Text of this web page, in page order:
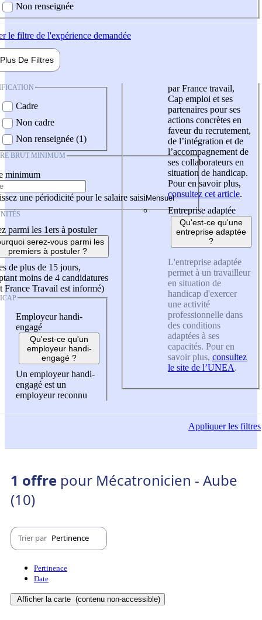
Non renseignée
le filtre de l'expérience demandée
Plus De Filtres
Cadre
Non cadre
Non renseignée (1)
BRUT MINIMUM
minimum
une périodicité pour le salaire saisi
parmi les 1ers à postuler
serez-vous parmi les
premiers à postuler ?
de plus de 15 jours,
moins de 4 candidatures
France Travail est informé)
Employeur handi-
engagé
Qu'est-ce qu'un
employeur handi-
engagé ?
Un employeur handi-
engagé est un
employeur reconnu
par France travail,
Cap emploi et ses
partenaires pour ses
actions concrètes en
faveur du recrutement,
de l’intégration et de
l’accompagnement de
ses collaborateurs en
situation de handicap.
Pour en savoir plus,
consultez cet article.
Entreprise adaptée
Qu'est-ce qu'une
entreprise adaptée
?
L'entreprise adaptée
permet à un travailleur
en situation de
handicap d'exercer
une activité
professionnelle dans
des conditions
adaptées à ses
capacités. Pour en
savoir plus, consultez
le site de l’UNEA.
Appliquerles filtres
1 offre pour Mécatronicien - Aube
(10)
Trier par Pertinence
Pertinence
Date
Afficher la carte (contenu non-accessible)